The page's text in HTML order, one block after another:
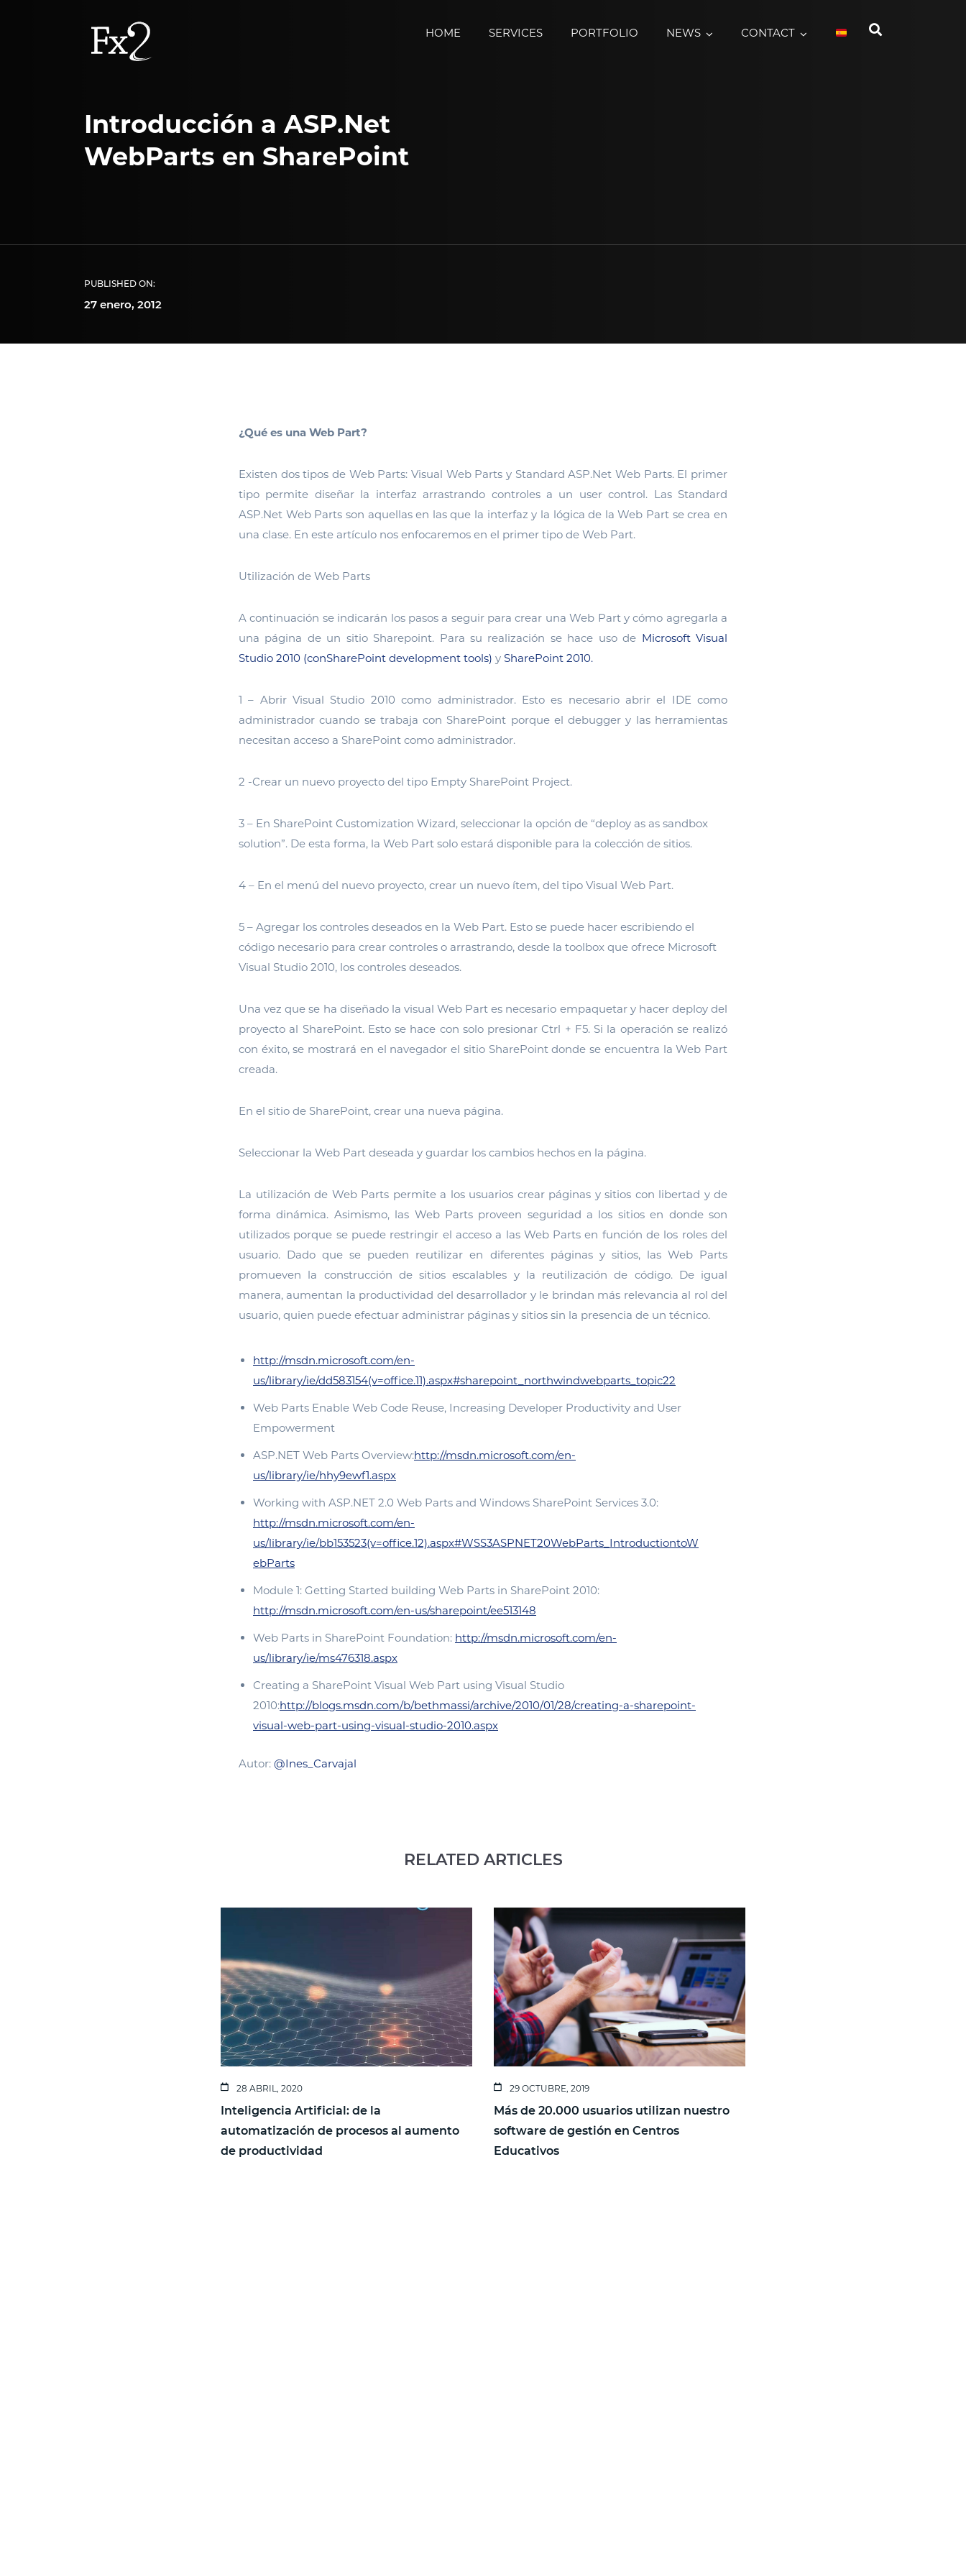
HOME SERVICES PORTFOLIO NEWS CONTACT
Introducción a ASP.Net
WebParts en SharePoint
PUBLISHED ON:
27 enero, 2012
¿Qué es una Web Part?
Existen dos tipos de Web Parts: Visual Web Parts y Standard ASP.Net Web Parts. El primer
tipo permite diseñar la interfaz arrastrando controles a un user control. Las Standard
ASP.Net Web Parts son aquellas en las que la interfaz y la lógica de la Web Part se crea en
una clase. En este artículo nos enfocaremos en el primer tipo de Web Part.
Utilización de Web Parts
A continuación se indicarán los pasos a seguir para crear una Web Part y cómo agregarla a
una página de un sitio Sharepoint. Para su realización se hace uso de Microsoft Visual
Studio 2010 (conSharePoint development tools) y SharePoint 2010.
1 – Abrir Visual Studio 2010 como administrador. Esto es necesario abrir el IDE como
administrador cuando se trabaja con SharePoint porque el debugger y las herramientas
necesitan acceso a SharePoint como administrador.
2 -Crear un nuevo proyecto del tipo Empty SharePoint Project.
3 – En SharePoint Customization Wizard, seleccionar la opción de “deploy as as sandbox
solution”. De esta forma, la Web Part solo estará disponible para la colección de sitios.
4 – En el menú del nuevo proyecto, crear un nuevo ítem, del tipo Visual Web Part.
5 – Agregar los controles deseados en la Web Part. Esto se puede hacer escribiendo el
código necesario para crear controles o arrastrando, desde la toolbox que ofrece Microsoft
Visual Studio 2010, los controles deseados.
Una vez que se ha diseñado la visual Web Part es necesario empaquetar y hacer deploy del
proyecto al SharePoint. Esto se hace con solo presionar Ctrl + F5. Si la operación se realizó
con éxito, se mostrará en el navegador el sitio SharePoint donde se encuentra la Web Part
creada.
En el sitio de SharePoint, crear una nueva página.
Seleccionar la Web Part deseada y guardar los cambios hechos en la página.
La utilización de Web Parts permite a los usuarios crear páginas y sitios con libertad y de
forma dinámica. Asimismo, las Web Parts proveen seguridad a los sitios en donde son
utilizados porque se puede restringir el acceso a las Web Parts en función de los roles del
usuario. Dado que se pueden reutilizar en diferentes páginas y sitios, las Web Parts
promueven la construcción de sitios escalables y la reutilización de código. De igual
manera, aumentan la productividad del desarrollador y le brindan más relevancia al rol del
usuario, quien puede efectuar administrar páginas y sitios sin la presencia de un técnico.
http://msdn.microsoft.com/en-
us/library/ie/dd583154(v=office.11).aspx#sharepoint_northwindwebparts_topic22
Web Parts Enable Web Code Reuse, Increasing Developer Productivity and User
Empowerment
ASP.NET Web Parts Overview:http://msdn.microsoft.com/en-
us/library/ie/hhy9ewf1.aspx
Working with ASP.NET 2.0 Web Parts and Windows SharePoint Services 3.0:
http://msdn.microsoft.com/en-
us/library/ie/bb153523(v=office.12).aspx#WSS3ASPNET20WebParts_IntroductiontoW
ebParts
Module 1: Getting Started building Web Parts in SharePoint 2010:
http://msdn.microsoft.com/en-us/sharepoint/ee513148
Web Parts in SharePoint Foundation: http://msdn.microsoft.com/en-
us/library/ie/ms476318.aspx
Creating a SharePoint Visual Web Part using Visual Studio
2010:http://blogs.msdn.com/b/bethmassi/archive/2010/01/28/creating-a-sharepoint-
visual-web-part-using-visual-studio-2010.aspx
Autor: @Ines_Carvajal
RELATED ARTICLES
28 ABRIL, 2020
Inteligencia Artificial: de la
automatización de procesos al aumento
de productividad
29 OCTUBRE, 2019
Más de 20.000 usuarios utilizan nuestro
software de gestión en Centros
Educativos